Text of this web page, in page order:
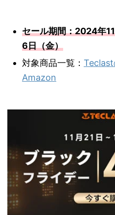
セール期間：2024年
6日（金）
対象商品一覧： Teclast
Amazon